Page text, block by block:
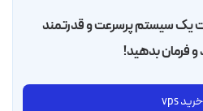
یک سیستم پرسرعت و قدرتمند
و فرمان بدهید!
خرید vps